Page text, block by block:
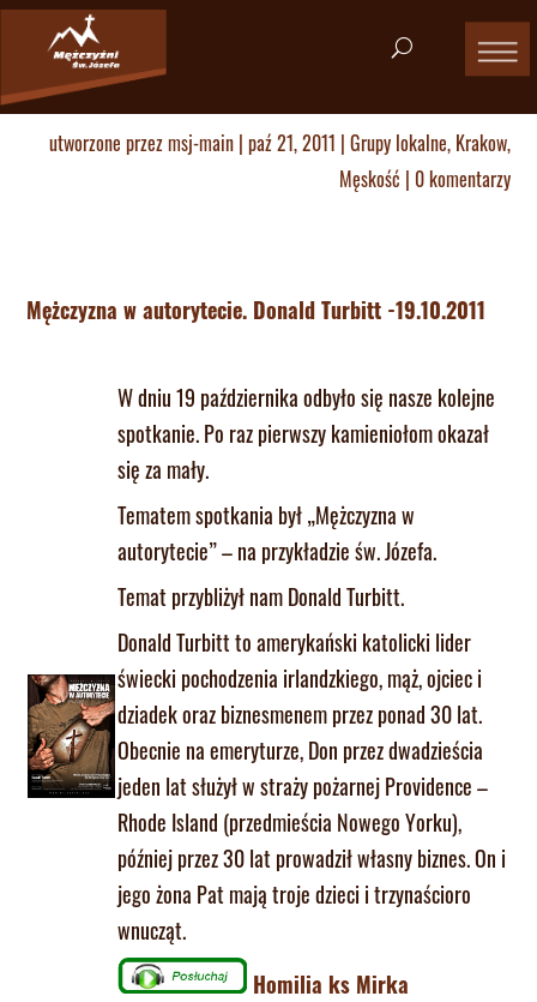
utworzone przezmsj-main| paź 21, 2011 | Grupy lokalne, Krakow,
Męskość | 0 komentarzy
Mężczyzna w autorytecie. Donald Turbitt -19.10.2011
W dniu 19 października odbyło się nasze kolejne
spotkanie. Po raz pierwszy kamieniołom okazał
się za mały.
Tematem spotkania był „Mężczyzna w
autorytecie” – na przykładzie św. Józefa.
Temat przybliżył nam Donald Turbitt.
Donald Turbitt to amerykański katolicki lider
świecki pochodzenia irlandzkiego, mąż, ojciec i
dziadek oraz biznesmenem przez ponad 30 lat.
Obecnie na emeryturze, Don przez dwadzieścia
jeden lat służył w straży pożarnej Providence –
Rhode Island (przedmieścia Nowego Yorku),
później przez 30 lat prowadził własny biznes. On i
jego żona Pat mają troje dzieci i trzynaścioro
wnucząt.
Homilia ks Mirka